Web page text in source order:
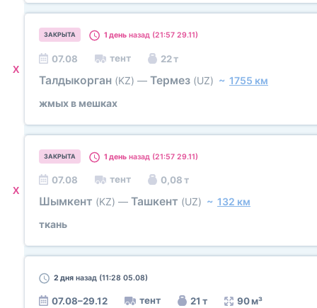
X
ЗАКРЫТА 1 день назад (21:57 29.11)
07.08 тент 22 т
Талдыкорган (KZ) — Термез (UZ) ~ 1755 км
жмых в мешках
X
ЗАКРЫТА 1 день назад (21:57 29.11)
07.08 тент 0,08 т
Шымкент (KZ) — Ташкент (UZ) ~ 132 км
ткань
2 дня назад (11:28 05.08)
07.08–29.12 тент 21 т 90 м³